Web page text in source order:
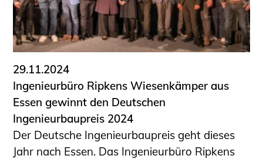
29.11.2024
Ingenieurbüro Ripkens Wiesenkämper aus
Essen gewinnt den Deutschen
Ingenieurbaupreis 2024
Der Deutsche Ingenieurbaupreis geht dieses
Jahr nach Essen. Das Ingenieurbüro Ripkens